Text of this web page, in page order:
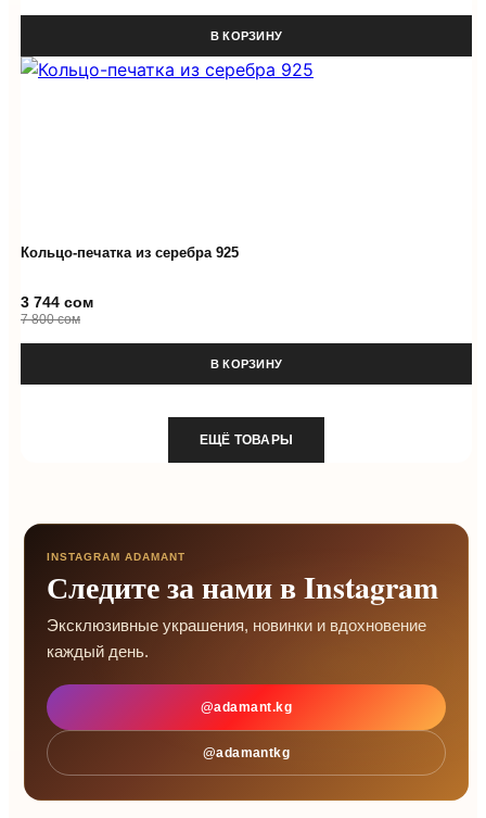
В КОРЗИНУ
Кольцо-печатка из серебра 925
3 744 сом
7 800 сом
В КОРЗИНУ
ЕЩЁ ТОВАРЫ
INSTAGRAM ADAMANT
Следите за нами в Instagram
Эксклюзивные украшения, новинки и вдохновение
каждый день.
@adamant.kg
@adamantkg